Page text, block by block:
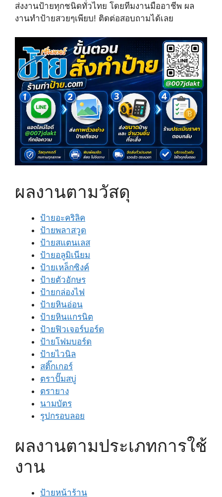
ส่งงานป้ายทุกชนิดทั่วไทย โดยทีมงานมืออาชีพ ผล
งานทำป้ายสวยๆเพียบ! ติดต่อสอบถามได้เลย
ผลงานตามวัสดุ
ป้ายอะคริลิค
ป้ายพลาสวูด
ป้ายสแตนเลส
ป้ายอลูมิเนียม
ป้ายเหล็กซิงค์
ป้ายตัวอักษร
ป้ายกล่องไฟ
ป้ายหินอ่อน
ป้ายหินแกรนิต
ป้ายฟิวเจอร์บอร์ด
ป้ายโฟมบอร์ด
ป้ายไวนิล
สติ๊กเกอร์
ตราปั๊มสบู่
ตรายาง
นามบัตร
รูปกรอบลอย
ผลงานตามประเภทการใช้
งาน
ป้ายหน้าร้าน